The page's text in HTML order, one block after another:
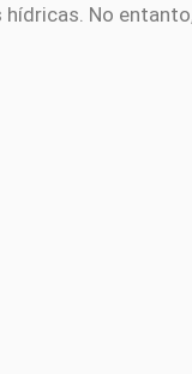
No